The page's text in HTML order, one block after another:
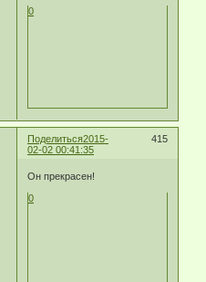
0
Поделиться 415
2015-
02-02 00:41:35
Он прекрасен!
0